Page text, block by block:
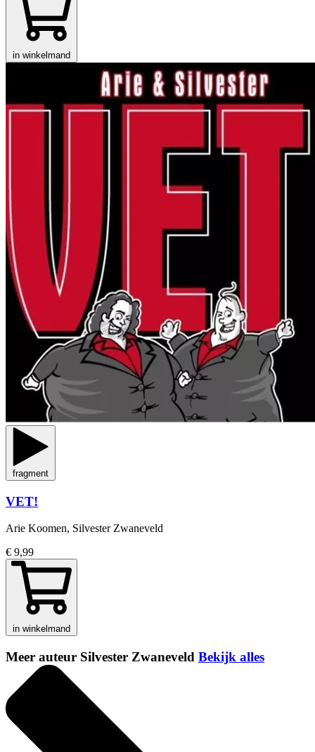
in winkelmand
fragment
VET!
Arie Koomen, Silvester Zwaneveld
€ 9,99
in winkelmand
Meer auteur Silvester Zwaneveld Bekijk alles